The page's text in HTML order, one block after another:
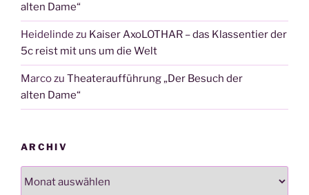
alten Dame“
Heidelinde zu Kaiser AxoLOTHAR – das Klassentier der
5c reist mit uns um die Welt
Marcozu Theateraufführung „Der Besuch der
alten Dame“
ARCHIV